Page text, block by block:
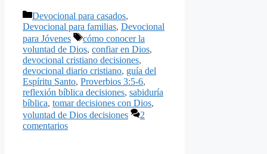
Categorías
Devocional para casados,
Devocional para familias, Devocional
para Jóvenes
Etiquetas
cómo conocer la
voluntad de Dios, confiar en Dios,
devocional cristiano decisiones,
devocional diario cristiano, guía del
Espíritu Santo, Proverbios 3:5-6,
reflexión bíblica decisiones, sabiduría
bíblica, tomar decisiones con Dios,
voluntad de Dios decisiones
2
comentarios